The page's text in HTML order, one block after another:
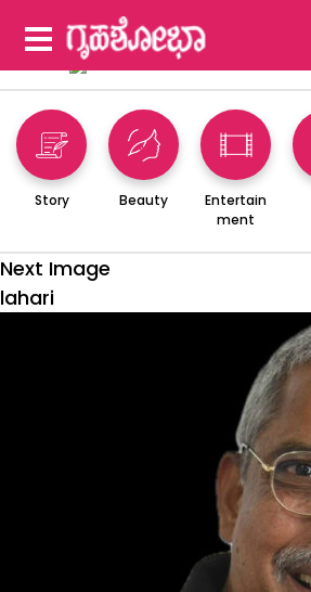
Story Beauty
Entertain
ment
Next Image
lahari